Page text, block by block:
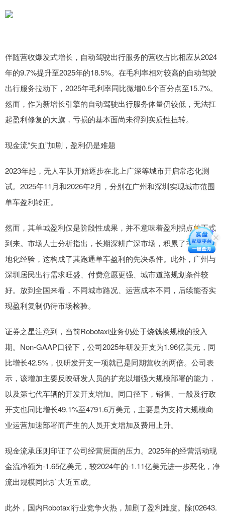
伴随营收爆发式增长，自动驾驶出行服务的营收占比相应从2024
年的9.7%提升至2025年的18.5%。在毛利率相对较高的自动驾驶
出行服务拉动下，2025年毛利率同比微增0.5个百分点至15.7%。
然而，作为新增长引擎的自动驾驶出行服务体量仍较低，无法扛
起盈利修复的大旗，亏损的基本面尚未得到实质性扭转。
现金流“失血”加剧，盈利仍是难题
2023年起，无人车队开始逐步在北上广深等城市开启常态化测
试。2025年11月和2026年2月，分别在广州和深圳实现城市范围
单车盈利转正。
然而，其单城盈利仅是阶段性成果，并不意味着盈利拐点的正式
到来。市场人士分析指出，长期深耕广深市场，积累了丰富的本
地化经验，这构成了其跑通单车盈利的先决条件。此外，广州与
深圳居民出行需求旺盛、付费意愿更强、城市道路规划条件较
好。放到全国来看，不同城市路况、运营成本不同，后续能否实
现盈利复制仍待市场检验。
证券之星注意到，当前Robotaxi业务仍处于烧钱换规模的投入
期。Non-GAAP口径下，公司2025年研发开支为1.96亿美元，同
比增长42.5%，仅研发开支一项就已是同期营收的两倍。公司表
示，该增加主要反映研发人员的扩充以增强大规模部署的能力，
以及第七代车辆的开发开支增加。同口径下，销售、一般及行政
开支也同比增长49.1%至4791.6万美元，主要是为支持大规模商
业运营加速部署而产生的人员开支增加及费用上升。
现金流承压则印证了公司经营层面的压力。2025年的经营活动现
金流净额为-1.65亿美元，较2024年的-1.11亿美元进一步恶化，净
流出规模同比扩大近五成。
此外，国内Robotaxi行业竞争火热，加剧了盈利难度。除(02643.